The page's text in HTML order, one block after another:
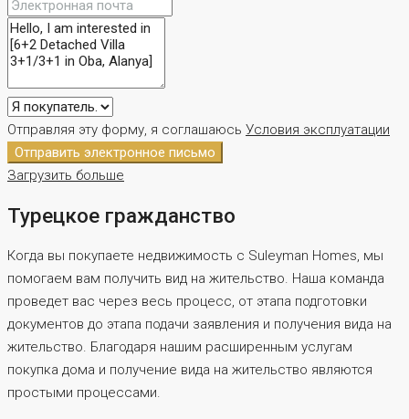
Отправляя эту форму, я соглашаюсь Условия эксплуатации
Отправить электронное письмо
Загрузить больше
Турецкое гражданство
Когда вы покупаете недвижимость с Suleyman Homes, мы
помогаем вам получить вид на жительство. Наша команда
проведет вас через весь процесс, от этапа подготовки
документов до этапа подачи заявления и получения вида на
жительство. Благодаря нашим расширенным услугам
покупка дома и получение вида на жительство являются
простыми процессами.